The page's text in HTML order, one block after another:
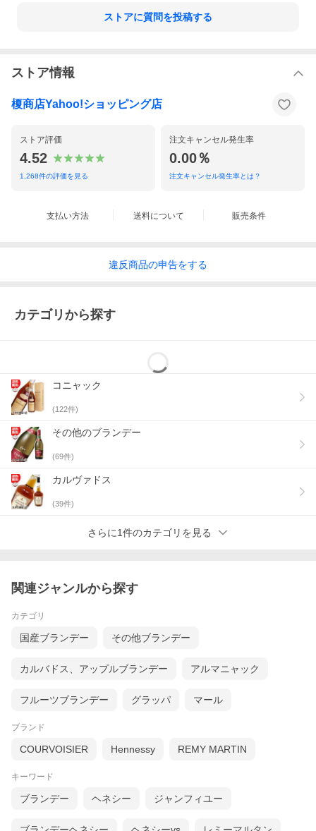
ストアに質問を投稿する
ストア情報
榎商店Yahoo!ショッピング店
ストア評価
4.52
1,268件の評価を見る
注文キャンセル発生率
0.00％
注文キャンセル発生率とは？
支払い方法 送料について 販売条件
違反商品の申告をする
カテゴリから探す
コニャック
(122件)
その他のブランデー
(69件)
カルヴァドス
(39件)
さらに1件のカテゴリを見る
関連ジャンルから探す
カテゴリ
国産ブランデー その他ブランデー
カルバドス、アップルブランデー アルマニャック
フルーツブランデー グラッパ マール
ブランド
COURVOISIER Hennessy REMY MARTIN
キーワード
ブランデー ヘネシー ジャンフィユー